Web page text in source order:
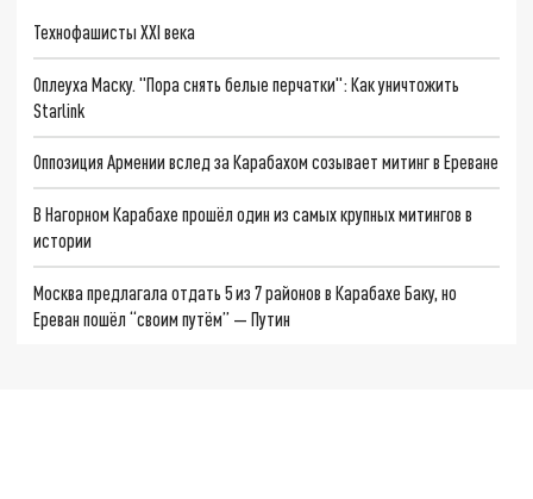
Технофашисты XXI века
Оплеуха Маску. "Пора снять белые перчатки": Как уничтожить
Starlink
Оппозиция Армении вслед за Карабахом созывает митинг в Ереване
В Нагорном Карабахе прошёл один из самых крупных митингов в
истории
Москва предлагала отдать 5 из 7 районов в Карабахе Баку, но
Ереван пошёл “своим путём” — Путин